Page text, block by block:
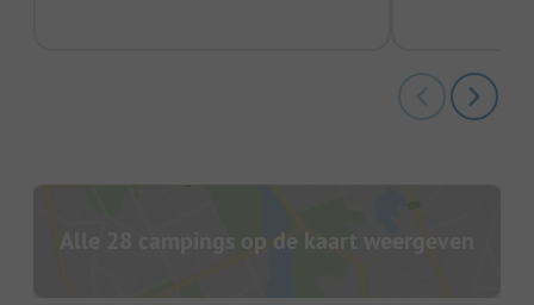
Alle 28 campings op de kaart weergeven